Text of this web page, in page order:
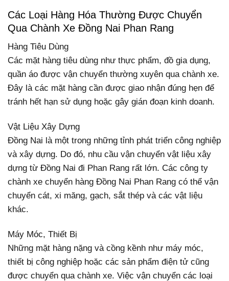
Các Loại Hàng Hóa Thường Được Chuyển
Qua Chành Xe Đồng Nai Phan Rang
Hàng Tiêu Dùng
Các mặt hàng tiêu dùng như thực phẩm, đồ gia dụng,
quần áo được vận chuyển thường xuyên qua chành xe.
Đây là các mặt hàng cần được giao nhận đúng hẹn để
tránh hết hạn sử dụng hoặc gây gián đoạn kinh doanh.
Vật Liệu Xây Dựng
Đồng Nai là một trong những tỉnh phát triển công nghiệp
và xây dựng. Do đó, nhu cầu vận chuyển vật liệu xây
dựng từ Đồng Nai đi Phan Rang rất lớn. Các công ty
chành xe chuyển hàng Đồng Nai Phan Rang có thể vận
chuyển cát, xi măng, gạch, sắt thép và các vật liệu
khác.
Máy Móc, Thiết Bị
Những mặt hàng nặng và cồng kềnh như máy móc,
thiết bị công nghiệp hoặc các sản phẩm điện tử cũng
được chuyển qua chành xe. Việc vận chuyển các loại